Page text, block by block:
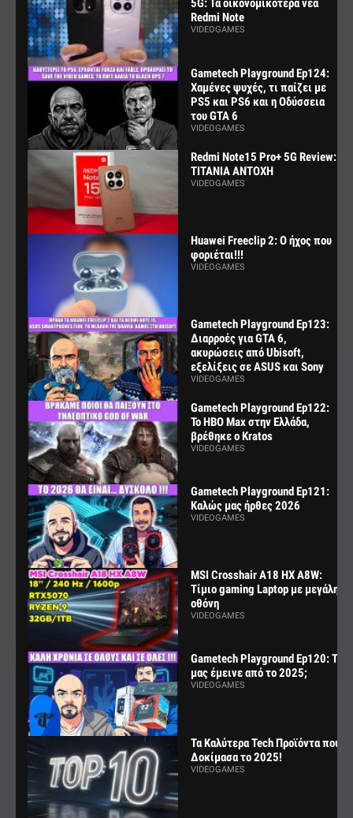
5G: Τα οικονομικότερα νέα
Redmi Note
VIDEOGAMES
Gametech Playground Ep124:
Χαμένες ψυχές, τι παίζει με
PS5 και PS6 και η Οδύσσεια
του GTA 6
VIDEOGAMES
Redmi Note15 Pro+ 5G Review:
ΤΙΤΑΝΙΑ ΑΝΤΟΧΗ
VIDEOGAMES
Huawei Freeclip 2: Ο ήχος που
φοριέται!!!
VIDEOGAMES
Gametech Playground Ep123:
Διαρροές για GTA 6,
ακυρώσεις από Ubisoft,
εξελίξεις σε ASUS και Sony
VIDEOGAMES
Gametech Playground Ep122:
Το HBO Max στην Ελλάδα,
βρέθηκε ο Kratos
VIDEOGAMES
Gametech Playground Ep121:
Καλώς μας ήρθες 2026
VIDEOGAMES
MSI Crosshair A18 HX A8W:
Τίμιο gaming Laptop με μεγάλη
οθόνη
VIDEOGAMES
Gametech Playground Ep120: Τι
μας έμεινε από το 2025;
VIDEOGAMES
Τα Καλύτερα Tech Προϊόντα που
Δοκίμασα το 2025!
VIDEOGAMES